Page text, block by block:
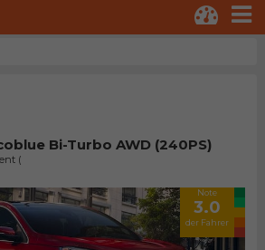
Bi-Turbo AWD (240PS)
(
Note
3.0
der Fahrer